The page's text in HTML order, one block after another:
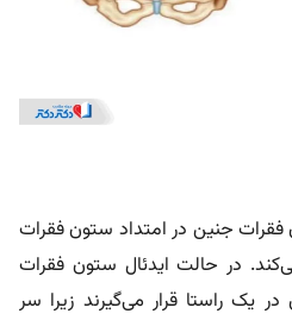
فقرات جنین در امتداد ستون فقرات
در حالت ایدئال ستون فقرات
یک راستا قرار می‌گیرند زیرا سر